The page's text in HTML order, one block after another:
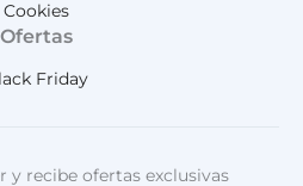
Cookies
Ofertas
Friday
y recibe ofertas exclusivas